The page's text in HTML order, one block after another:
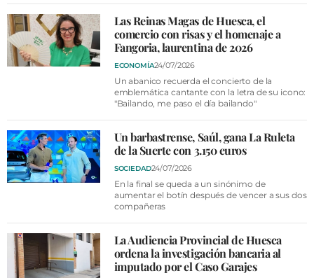
Las Reinas Magas de Huesca, el
comercio con risas y el homenaje a
Fangoria, laurentina de 2026
ECONOMÍA24/07/2026
Un abanico recuerda el concierto de la
emblemática cantante con la letra de su icono:
"Bailando, me paso el día bailando"
Un barbastrense, Saúl, gana La Ruleta
de la Suerte con 3.150 euros
SOCIEDAD24/07/2026
En la final se queda a un sinónimo de
aumentar el botín después de vencer a sus dos
compañeras
La Audiencia Provincial de Huesca
ordena la investigación bancaria al
imputado por el Caso Garajes